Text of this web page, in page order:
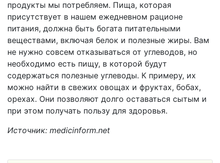
продукты мы потребляем. Пища, которая
присутствует в нашем ежедневном рационе
питания, должна быть богата питательными
веществами, включая белок и полезные жиры. Вам
не нужно совсем отказываться от углеводов, но
необходимо есть пищу, в которой будут
содержаться полезные углеводы. К примеру, их
можно найти в свежих овощах и фруктах, бобах,
орехах. Они позволяют долго оставаться сытым и
при этом получать пользу для здоровья.
Источник: medicinform.net